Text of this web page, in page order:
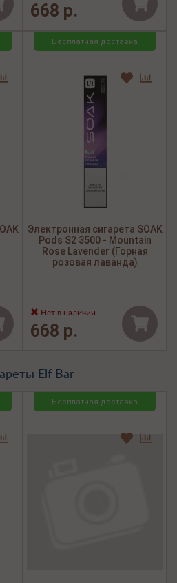
668 р.
Бесплатная доставка
Электронная сигарета SOAK
Pods S2 3500 - Mountain
Rose Lavender (Горная
розовая лаванда)
Нет в наличии
668 р.
Elf Bar
Бесплатная доставка